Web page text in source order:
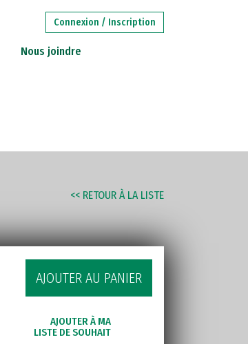
Connexion / Inscription
Nous joindre
<< RETOUR À LA LISTE
AJOUTER AU PANIER
AJOUTER À MA
LISTE DE SOUHAIT